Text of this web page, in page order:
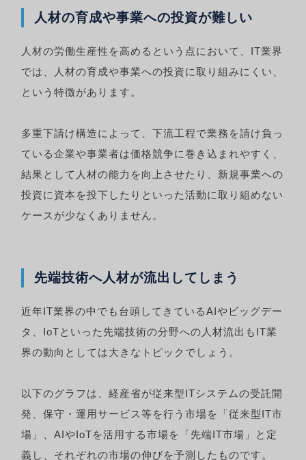
人材の育成や事業への投資が難しい
人材の労働生産性を高めるという点において、IT業界
では、人材の育成や事業への投資に取り組みにくい、
という特徴があります。
多重下請け構造によって、下流工程で業務を請け負っ
ている企業や事業者は価格競争に巻き込まれやすく、
結果として人材の能力を向上させたり、新規事業への
投資に資本を投下したりといった活動に取り組めない
ケースが少なくありません。
先端技術へ人材が流出してしまう
近年IT業界の中でも台頭してきているAIやビッグデー
タ、IoTといった先端技術の分野への人材流出もIT業
界の動向としては大きなトピックでしょう。
以下のグラフは、経産省が従来型ITシステムの受託開
発、保守・運用サービス等を行う市場を「従来型IT市
場」、AIやIoTを活用する市場を「先端IT市場」と定
義し、それぞれの市場の伸びを予測したものです。